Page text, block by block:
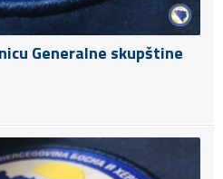
Generalne skupštine